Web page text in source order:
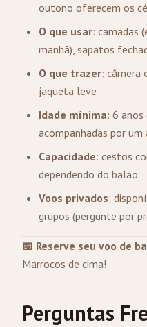
outono oferecem os
O que usar: camadas
manhã), sapatos
O que trazer: câmera
jaqueta leve
Idade mínima: 6 anos
acompanhadas por
Capacidade: cestos
dependendo do balão
Voos privados:
grupos (pergunte por
📅 Reserve seu voo de
Marrocos de cima!
Perguntas